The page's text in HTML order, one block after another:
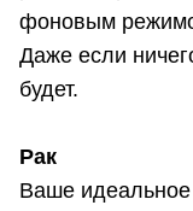
фоновым
Даже если
будет.
Рак
Ваше